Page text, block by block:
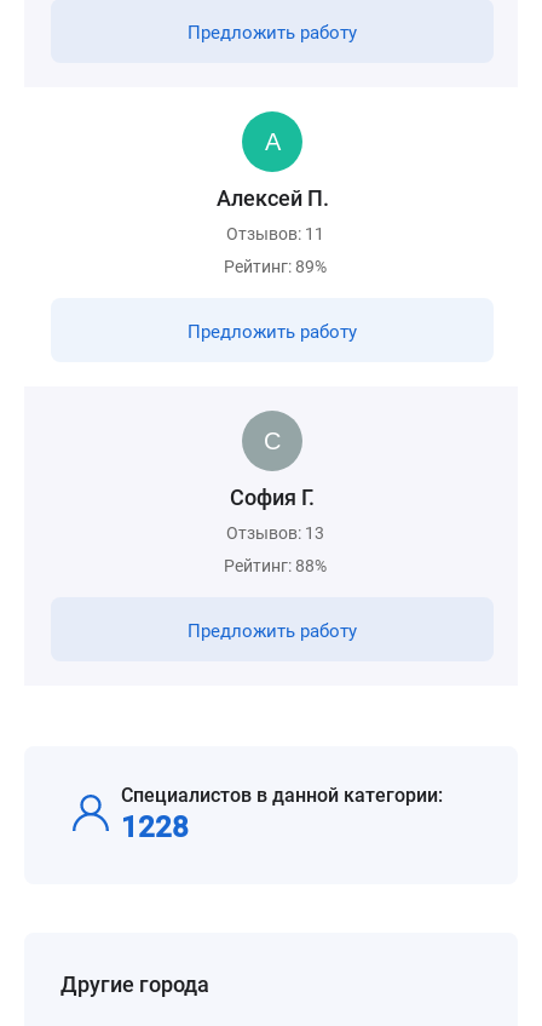
Предложить работу
Алексей П.
Отзывов: 11
Рейтинг: 89%
Предложить работу
София Г.
Отзывов: 13
Рейтинг: 88%
Предложить работу
Специалистов в данной категории:
1228
Другие города